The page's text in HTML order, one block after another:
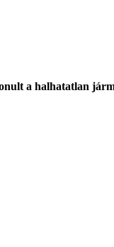
a halhatatlan